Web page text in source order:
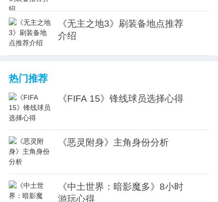
《无主之地3》刷装备地点推荐
介绍
热门推荐
《FIFA 15》锋线球员选择心得
《恶灵附身》主角身份分析
《中土世界：暗影魔多》8小时
游玩心得